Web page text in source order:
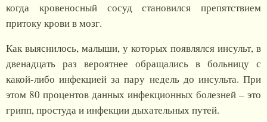
когда кровеносный сосуд становился препятствием
притоку крови в мозг.
Как выяснилось, малыши, у которых появлялся инсульт, в
двенадцать раз вероятнее обращались в больницу с
какой-либо инфекцией за пару недель до инсульта. При
этом 80 процентов данных инфекционных болезней – это
грипп, простуда и инфекции дыхательных путей.